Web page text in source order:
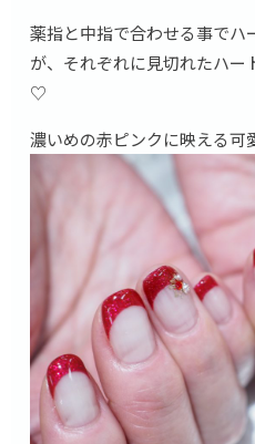
薬指と中指で合わせる事でハ
が、それぞれに見切れたハ
♡
濃いめの赤ピンクに映える可